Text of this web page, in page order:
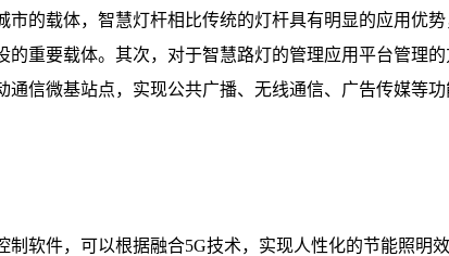
的载体，智慧灯杆相比传统的灯杆具有明显的应用优
重要载体。其次，对于智慧路灯的管理应用平台管理
信微基站点，实现公共广播、无线通信、广告传媒等功
软件，可以根据融合5G技术，实现人性化的节能照明